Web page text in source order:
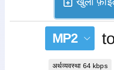
MP2
अर्थव्यवस्था 64 kbps